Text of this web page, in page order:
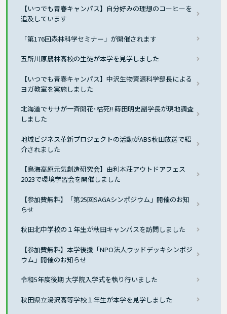
【いつでも青春キャンパス】自分好みの理想のコーヒーを
追及しています
「第176回森林科学セミナー」が開催されます
五所川原農林高校の生徒が本学を見学しました
【いつでも青春キャンパス】中沢生物資源科学部長による
ヨガ教室を実施しました
北海道でササが一斉開花･枯死!! 蒔田明史副学長が現地調査
しました
地域ビジネス革新プロジェクトの活動がABS秋田放送で紹
介されました
【鳥海高原元気創造研究会】由利本荘アウトドアフェス
2023で環境学習会を開催しました
【参加費無料】「第25回SAGAシンポジウム」開催のお知
らせ
秋田北中学校の１年生が秋田キャンパスを訪問しました
【参加費無料】本学後援「NPO法人ウッドデッキシンポジ
ウム」開催のお知らせ
令和5年度後期 大学院入学式を執り行いました
秋田県立湯沢高等学校１年生が本学を見学しました